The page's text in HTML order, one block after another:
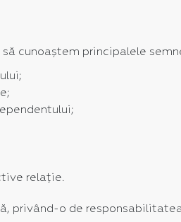
cunoaștem principalele
relație.
privând-o de